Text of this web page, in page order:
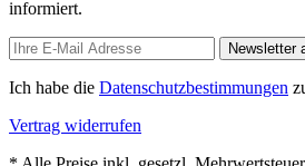
informiert.
Newsletter
Ich habe die Datenschutzbestimmungen
Vertrag widerrufen